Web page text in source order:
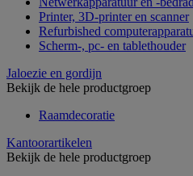
Printer, 3D-printer en scanner
Refurbished
Scherm-, pc- en tablethouder
Jaloezie en gordijn
Bekijk de hele productgroep
Raamdecoratie
Kantoorartikelen
Bekijk de hele productgroep